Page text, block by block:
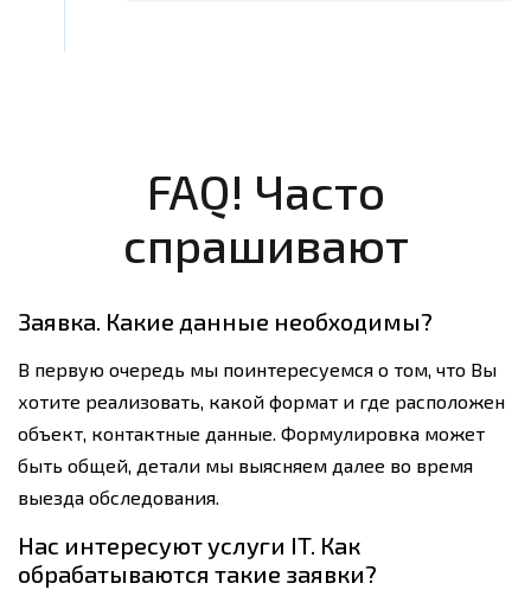
FAQ! Часто
спрашивают
Заявка. Какие данные необходимы?
В первую очередь мы поинтересуемся о том, что Вы
хотите реализовать, какой формат и где расположен
объект, контактные данные. Формулировка может
быть общей, детали мы выясняем далее во время
выезда обследования.
Нас интересуют услуги IT. Как
обрабатываются такие заявки?